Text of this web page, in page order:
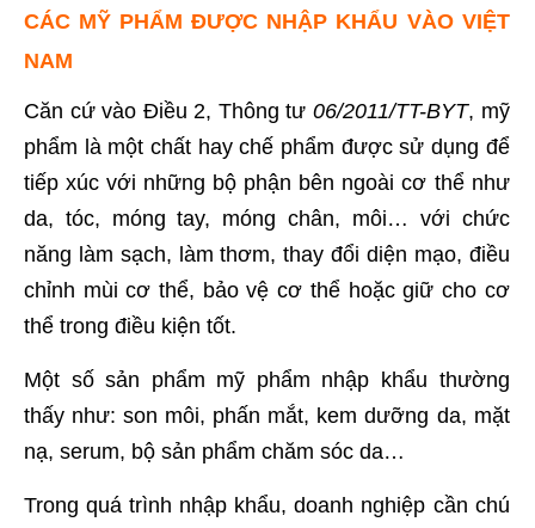
CÁC MỸ PHẨM ĐƯỢC NHẬP KHẨU VÀO VIỆT
NAM
Căn cứ vào Điều 2, Thông tư06/2011/TT-BYT, mỹ
phẩm là một chất hay chế phẩm được sử dụng để
tiếp xúc với những bộ phận bên ngoài cơ thể như
da, tóc, móng tay, móng chân, môi… với chức
năng làm sạch, làm thơm, thay đổi diện mạo, điều
chỉnh mùi cơ thể, bảo vệ cơ thể hoặc giữ cho cơ
thể trong điều kiện tốt.
Một số sản phẩm mỹ phẩm nhập khẩu thường
thấy như: son môi, phấn mắt, kem dưỡng da, mặt
nạ, serum, bộ sản phẩm chăm sóc da…
Trong quá trình nhập khẩu, doanh nghiệp cần chú